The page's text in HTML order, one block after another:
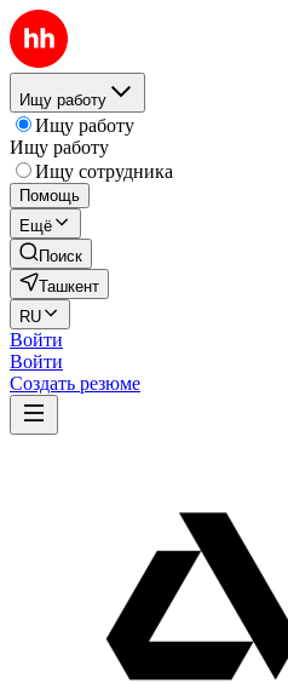
Ищу работу
Ищу работу
Ищу работу
Ищу сотрудника
Помощь
Ещё
Поиск
Ташкент
RU
Войти
Войти
Создать резюме